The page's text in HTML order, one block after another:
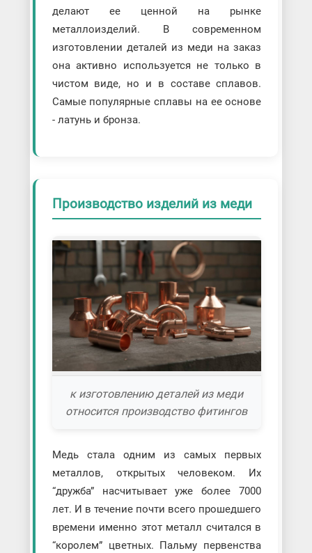
делают ее ценной на рынке
металлоизделий. В современном
изготовлении деталей из меди на заказ
она активно используется не только в
чистом виде, но и в составе сплавов.
Самые популярные сплавы на ее основе
- латунь и бронза.
Производство изделий из меди
к изготовлению деталей из меди
относится производство фитингов
Медь стала одним из самых первых
металлов, открытых человеком. Их
“дружба” насчитывает уже более 7000
лет. И в течение почти всего прошедшего
времени именно этот металл считался в
“королем” цветных. Пальму первенства